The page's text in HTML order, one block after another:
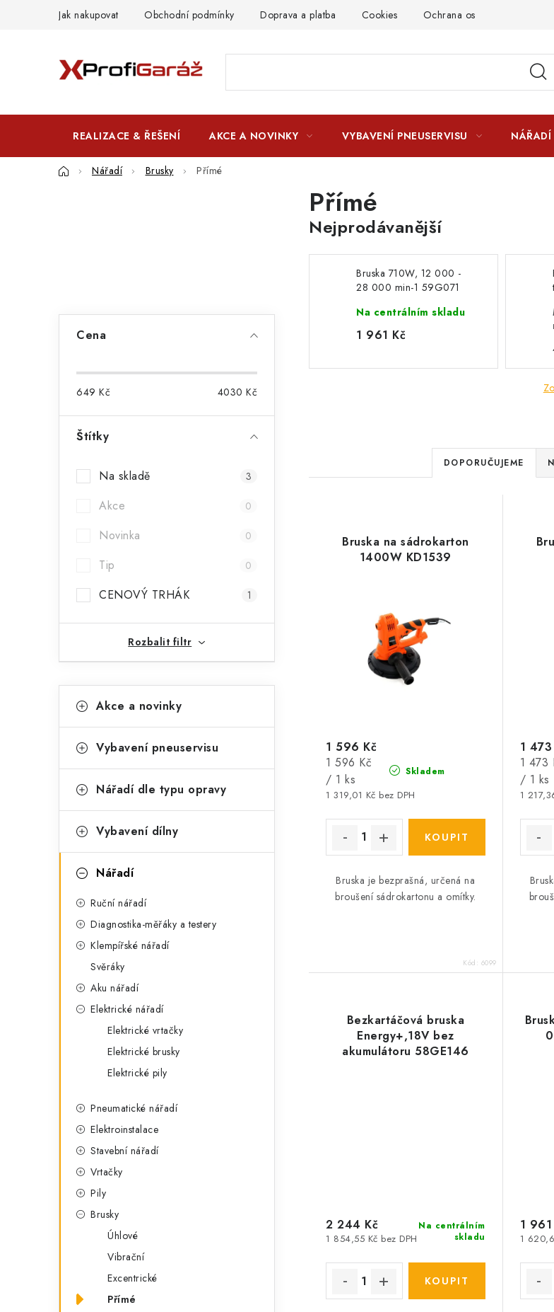
Jak nakupovat Obchodní podmínky Doprava a platba Cookies Ochrana osobních údajú
REALIZACE & ŘEŠENÍ AKCE A NOVINKY VYBAVENÍ PNEUSERVISU NÁŘADÍ
DomůNářadí Brusky Přímé
r
í
Cena
649 Kč 4030 Kč
Štítky
Na skladě 3
Akce 0
Novinka 0
Tip 0
CENOVÝ TRHÁK 1
Rozbalit filtr
kategorie
a
e
o
i
Akce a novinky
Vybavení pneuservisu
Nářadí dle typu opravy
Vybavení dílny
Nářadí
Ruční nářadí
Diagnostika-měřáky a testery
Klempířské nářadí
Svěráky
Aku nářadí
Elektrické nářadí
Elektrické vrtačky
Elektrické brusky
Elektrické pily
Pneumatické nářadí
Elektroinstalace
Stavební nářadí
Vrtačky
Pily
Brusky
Úhlové
Vibrační
Excentrické
Přímé
Přímé
Nejprodávanější
Bruska 710W, 12 000 -
28 000 min-1 59G071
Na centrálním skladu
1 961 Kč
Ř
a
e
n
p
t
ů
DOPORUČUJEME
Bruska na sádrokarton
1400W KD1539
Skladem
1 319,01 Kč bez DPH
1 596 Kč
Měrná
cena:
1 596 Kč
/ 1 ks
Bruska je bezprašná, určená na
broušení sádrokartonu a omítky.
Kód: 6099
1
1 473
Měrná
cena:
1 473
/ 1 ks
Bezkartáčová bruska
Energy+,18V bez
akumulátoru 58GE146
Na centrálním
skladu
1 854,55 Kč bez DPH
2 244 Kč
1
1 961